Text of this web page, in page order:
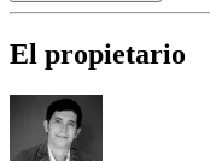
El propietario